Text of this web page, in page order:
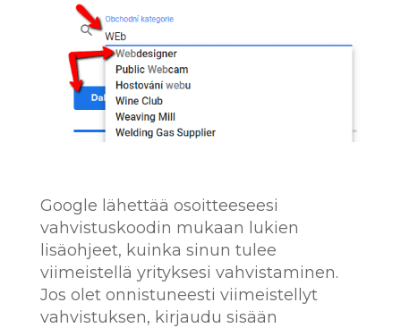
Google lähettää osoitteeseesi
vahvistuskoodin mukaan lukien
lisäohjeet, kuinka sinun tulee
viimeistellä yrityksesi vahvistaminen.
Jos olet onnistuneesti viimeistellyt
vahvistuksen, kirjaudu sisään